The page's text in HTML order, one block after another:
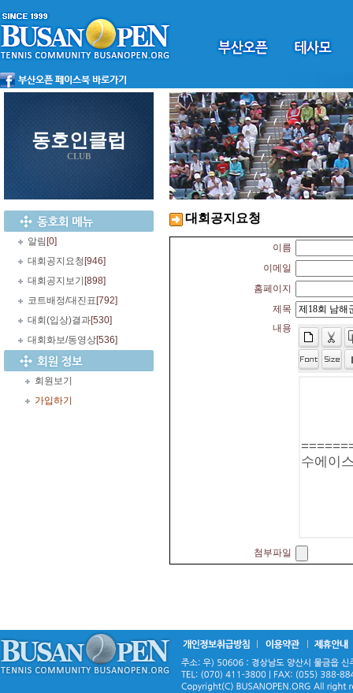
동호인클럽
CLUB
알림 [0]
대회공지요청 [946]
대회공지보기 [898]
코트배정/대진표 [792]
대회(입상)결과[530]
대회화보/동영상[536]
회원보기
가입하기
대회공지요청
이름
이메일
홈페이지
제목
내용
첨부파일